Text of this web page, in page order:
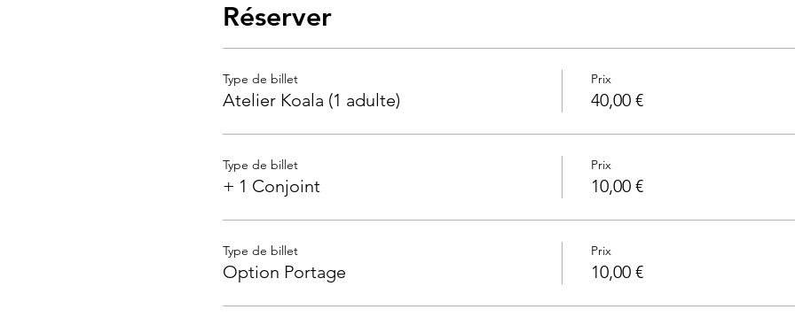
massage n°2
l'importance des siestes, le rythme de journée, les outils d'éveils favorisant le
prise . Favoriser la qualité du sommeil de jour et de nuit , apprendre à son bébé à
grâce à de nombreuses mesures avec l'appui des dernières avancées en
Pour qui :
Parents de bébé à partir de 2,5 mois
Réserver
Type de billet
Atelier Koala (1 adulte)
Prix
40,00 €
Type de billet
+ 1 Conjoint
Prix
10,00 €
Type de billet
Option Portage
Prix
10,00 €